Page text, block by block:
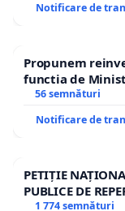
Notificare de
Propunem
functia de
56 semnături
Notificare de
PETIȚIE
PUBLICE DE
1 774 semnături